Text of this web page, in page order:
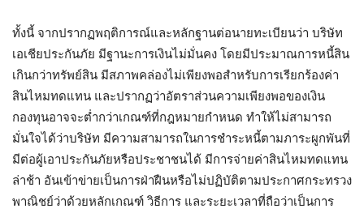
ทั้งนี้ จากปรากฏพฤติการณ์และหลักฐานต่อนายทะเบียนว่า บริษัท
เอเชียประกันภัย มีฐานะการเงินไม่มั่นคง โดยมีประมาณการหนี้สิน
เกินกว่าทรัพย์สิน มีสภาพคล่องไม่เพียงพอสำหรับการเรียกร้องค่า
สินไหมทดแทน และปรากฏว่าอัตราส่วนความเพียงพอของเงิน
กองทุนอาจจะต่ำกว่าเกณฑ์ที่กฎหมายกำหนด ทำให้ไม่สามารถ
มั่นใจได้ว่าบริษัท มีความสามารถในการชำระหนี้ตามภาระผูกพันที่
มีต่อผู้เอาประกันภัยหรือประชาชนได้ มีการจ่ายค่าสินไหมทดแทน
ล่าช้า อันเข้าข่ายเป็นการฝ่าฝืนหรือไม่ปฏิบัติตามประกาศกระทรวง
พาณิชย์ว่าด้วยหลักเกณฑ์ วิธีการ และระยะเวลาที่ถือว่าเป็นการ